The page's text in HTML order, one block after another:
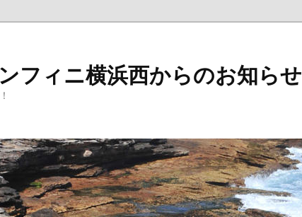
フィニ横浜西からのお知らせ